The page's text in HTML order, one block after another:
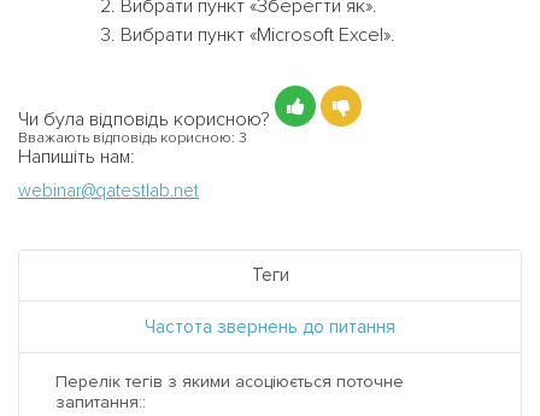
2. Вибрати пункт «Зберегти як».
3. Вибрати пункт «Microsoft Excel».
Чи була відповідь корисною?
Вважають відповідь корисною: 3
Напишіть нам:
webinar@qatestlab.net
Теги
Частота звернень до питання
Перелік тегів з якими асоціюється поточне
запитання::